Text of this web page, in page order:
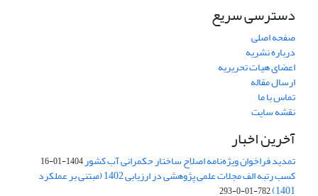
دسترسی سریع
صفحه اصلی
درباره نشریه
اعضای هیات تحریریه
ارسال مقاله
تماس با ما
نقشه سایت
آخرین اخبار
تمدید فراخوان ویژه‌نامه اصلاح ساختار حکمرانی آب کشور1404-01-16
کسب رتبه الف مجلات علمی پژوهشی در ارزیابی 1402 (مبتنی بر عملکرد
1401)
782-01-0-293